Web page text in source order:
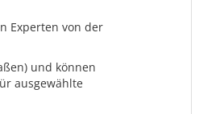
Experten von der
und können
ausgewählte